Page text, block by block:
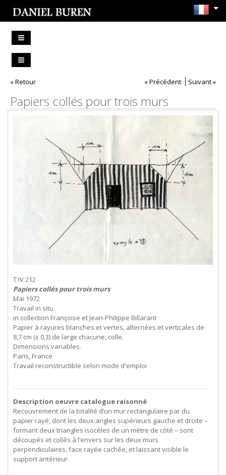
« Retour « Précédent Suivant »
Papiers collés pour trois murs
T IV 212
Papiers collés pour trois murs
Mai 1972
Travail in situ
in collection Françoise et Jean-Philippe Billarant
Papier à rayures blanches et vertes, alternées et verticales de
8,7 cm (± 0,3) de large chacune, colle.
Dimensions variables.
Paris, France
Travail reconstructible selon mode d'emploi
Description oeuvre catalogue raisonné
Recouvrement de la totalité d’un mur rectangulaire par du
papier rayé, dont les deux angles supérieurs gauche et droite –
formant deux triangles isocèles de un mètre de côté – sont
découpés et collés à l’envers sur les deux murs
perpendiculaires, face rayée cachée, et laissant visible le
support antérieur.